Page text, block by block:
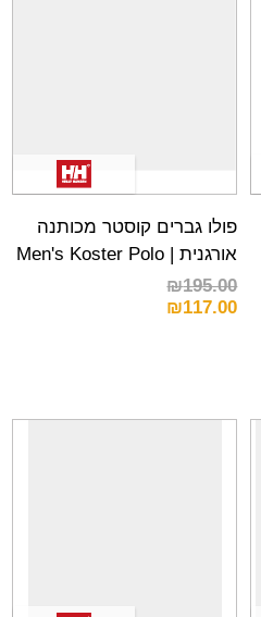
פולו גברים קוסטר מכותנה
אורגנית | Men's Koster Polo
₪195.00
₪117.00